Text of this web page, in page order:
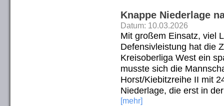
Knappe Niederlage
Datum: 10.03.2026
Mit großem Einsatz, viel
Defensivleistung hat die
Kreisoberliga West ein
musste sich die
Horst/Kiebitzreihe II mit
Niederlage, die erst in
[mehr]